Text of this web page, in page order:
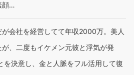
顔…
会社を経営してて年収2000万。美人
、二度もイケメン元彼と浮気が発
を決意し、金と人脈をフル活用して復